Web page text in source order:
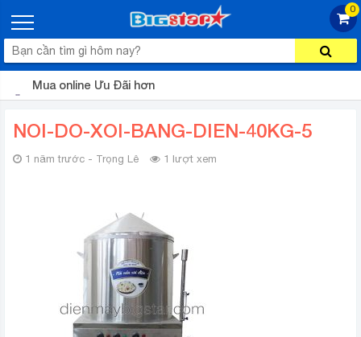
0
Mua online Ưu Đãi hơn
NOI-DO-XOI-BANG-DIEN-40KG-5
1 năm trước - Trọng Lê 1 lượt xem